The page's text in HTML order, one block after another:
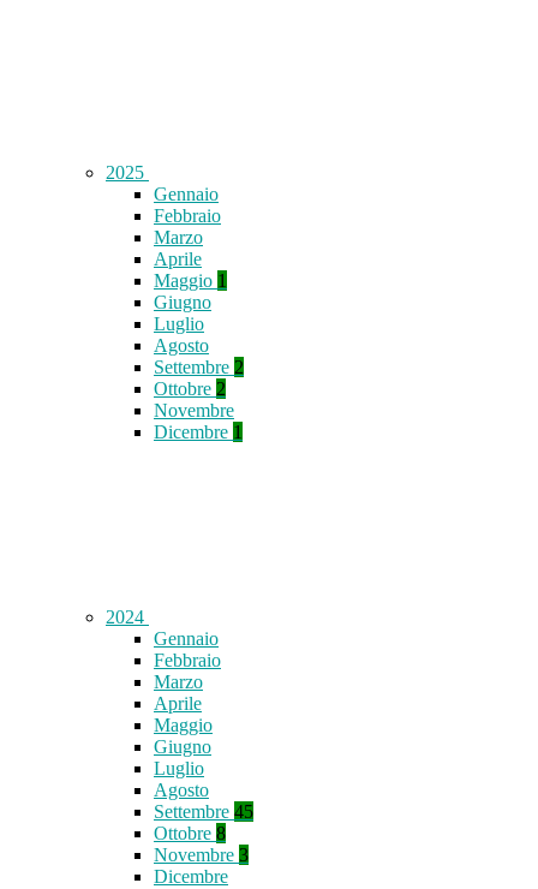
2025
Gennaio
Febbraio
Marzo
Aprile
Maggio 1
Giugno
Luglio
Agosto
Settembre 2
Ottobre 2
Novembre
Dicembre 1
2024
Gennaio
Febbraio
Marzo
Aprile
Maggio
Giugno
Luglio
Agosto
Settembre 45
Ottobre 8
Novembre 3
Dicembre